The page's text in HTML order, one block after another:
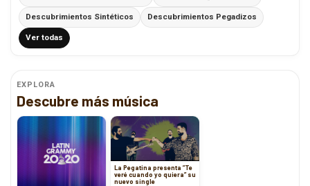
Descubrimientos Sintéticos Descubrimientos Pegadizos
Ver todas
EXPLORA
Descubre más música
La Pegatina presenta ”Te
veré cuando yo quiera” su
nuevo single